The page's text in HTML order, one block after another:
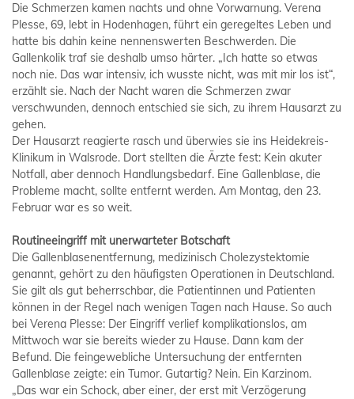
Die Schmerzen kamen nachts und ohne Vorwarnung. Verena
Plesse, 69, lebt in Hodenhagen, führt ein geregeltes Leben und
hatte bis dahin keine nennenswerten Beschwerden. Die
Gallenkolik traf sie deshalb umso härter. „Ich hatte so etwas
noch nie. Das war intensiv, ich wusste nicht, was mit mir los ist“,
erzählt sie. Nach der Nacht waren die Schmerzen zwar
verschwunden, dennoch entschied sie sich, zu ihrem Hausarzt zu
gehen.
Der Hausarzt reagierte rasch und überwies sie ins Heidekreis-
Klinikum in Walsrode. Dort stellten die Ärzte fest: Kein akuter
Notfall, aber dennoch Handlungsbedarf. Eine Gallenblase, die
Probleme macht, sollte entfernt werden. Am Montag, den 23.
Februar war es so weit.
Routineeingriff mit unerwarteter Botschaft
Die Gallenblasenentfernung, medizinisch Cholezystektomie
genannt, gehört zu den häufigsten Operationen in Deutschland.
Sie gilt als gut beherrschbar, die Patientinnen und Patienten
können in der Regel nach wenigen Tagen nach Hause. So auch
bei Verena Plesse: Der Eingriff verlief komplikationslos, am
Mittwoch war sie bereits wieder zu Hause. Dann kam der
Befund. Die feingewebliche Untersuchung der entfernten
Gallenblase zeigte: ein Tumor. Gutartig? Nein. Ein Karzinom.
„Das war ein Schock, aber einer, der erst mit Verzögerung